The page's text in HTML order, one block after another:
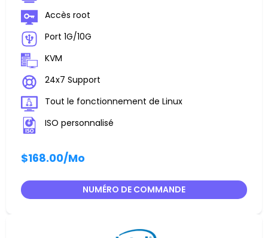
Accès root
Port 1G/10G
KVM
24x7 Support
Tout le fonctionnement de Linux
ISO personnalisé
$168.00/Mo
NUMÉRO DE COMMANDE